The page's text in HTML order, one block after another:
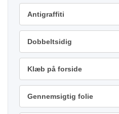
Antigraffiti
Dobbeltsidig
Klæb på forside
Gennemsigtig folie